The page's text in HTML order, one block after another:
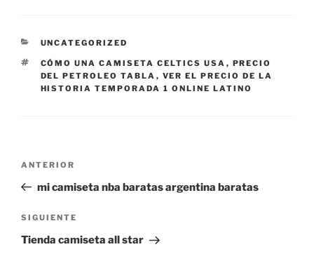
CATEGORÍAS
UNCATEGORIZED
ETIQUETAS
CÓMO UNA CAMISETA CELTICS USA , PRECIO
DEL PETROLEO TABLA , VER EL PRECIO DE LA
HISTORIA TEMPORADA 1 ONLINE LATINO
entradas
Entrada
anterior:
ANTERIOR
mi camiseta nba baratas argentina baratas
Siguiente
entrada
SIGUIENTE
Tienda camiseta all star